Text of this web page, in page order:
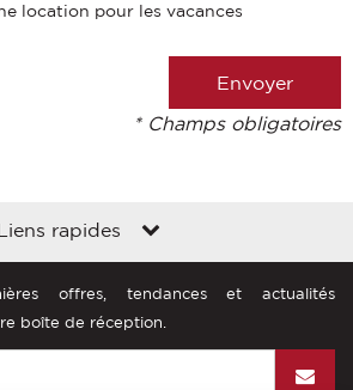
location pour les vacances
* Champs obligatoires
rapides
offres, tendances et actualités
boîte de réception.